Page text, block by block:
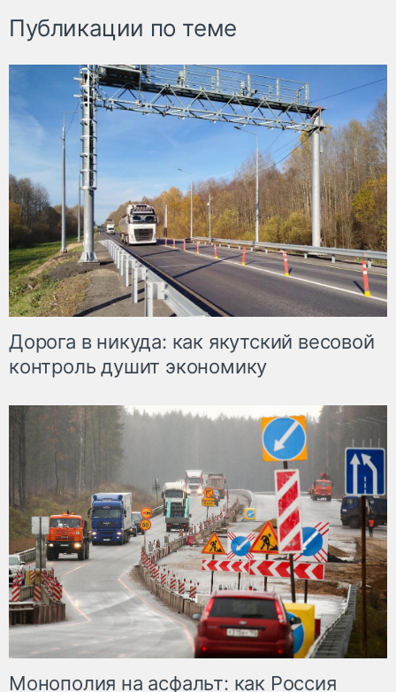
Публикации по теме
Дорога в никуда: как якутский весовой
контроль душит экономику
Монополия на асфальт: как Россия